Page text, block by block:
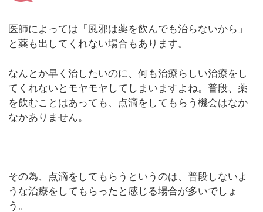
医師によっては「風邪は薬を飲んでも治らないから」
と薬も出してくれない場合もあります。
なんとか早く治したいのに、何も治療らしい治療をし
てくれないとモヤモヤしてしまいますよね。普段、薬
を飲むことはあっても、点滴をしてもらう機会はなか
なかありません。
その為、点滴をしてもらうというのは、普段しないよ
うな治療をしてもらったと感じる場合が多いでしょ
う。